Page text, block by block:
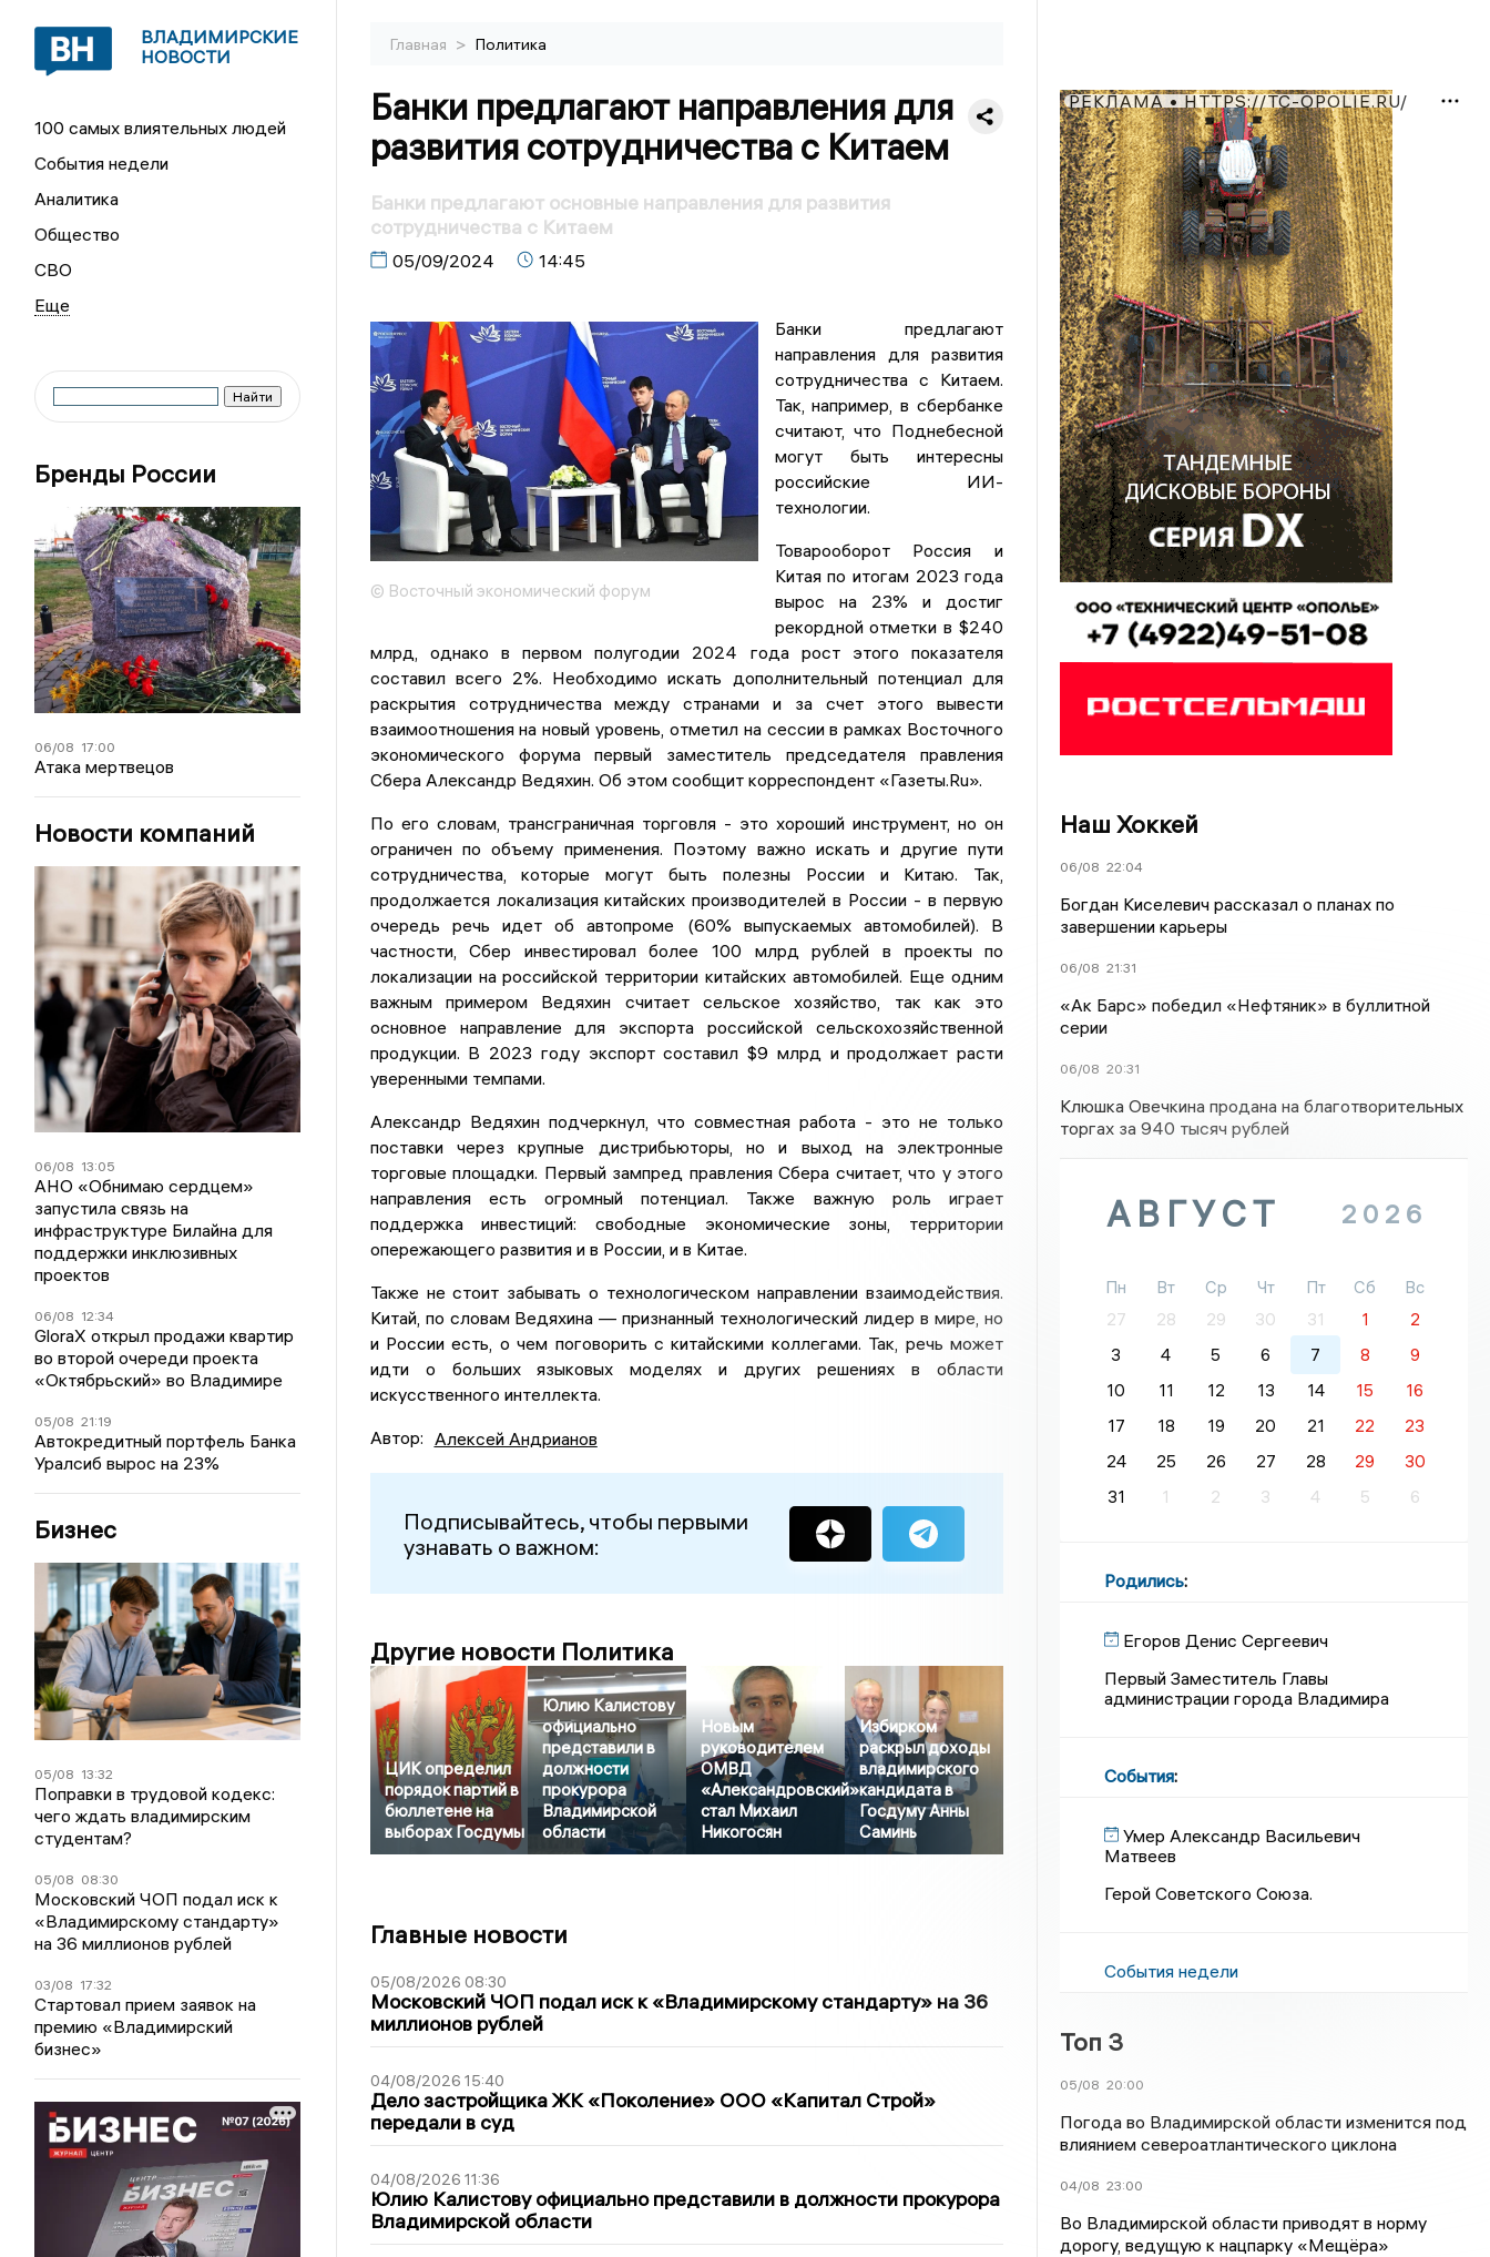
ВЛАДИМИРСКИЕ
НОВОСТИ
100 самых влиятельных людей
События недели
Аналитика
Общество
СВО
Бренды России
06/08 17:00
Атака мертвецов
Новости компаний
06/08 13:05
АНО «Обнимаю сердцем»
запустила связь на
инфраструктуре Билайна для
поддержки инклюзивных
проектов
06/08 12:34
GloraX открыл продажи квартир
во второй очереди проекта
«Октябрьский» во Владимире
05/08 21:19
Автокредитный портфель Банка
Уралсиб вырос на 23%
Бизнес
05/08 13:32
Поправки в трудовой кодекс:
чего ждать владимирским
студентам?
05/08 08:30
Московский ЧОП подал иск к
«Владимирскому стандарту»
на 36 миллионов рублей
03/08 17:32
Стартовал прием заявок на
премию «Владимирский
бизнес»
Главная > Политика
Банки предлагают направления для
развития сотрудничества с Китаем
Банки предлагают основные направления для развития
сотрудничества с Китаем
05/09/2024 14:45
© Восточный экономический форум
Банки предлагают
направления для развития
сотрудничества с Китаем.
Так, например, в сбербанке
считают, что Поднебесной
могут быть интересны
российские ИИ-
технологии.
Товарооборот Россия и
Китая по итогам 2023 года
вырос на 23% и достиг
рекордной отметки в $240
млрд, однако в первом полугодии 2024 года рост этого показателя
составил всего 2%. Необходимо искать дополнительный потенциал для
раскрытия сотрудничества между странами и за счет этого вывести
взаимоотношения на новый уровень, отметил на сессии в рамках Восточного
экономического форума первый заместитель председателя правления
Сбера Александр Ведяхин. Об этом сообщит корреспондент «Газеты.Ru».
По его словам, трансграничная торговля - это хороший инструмент, но он
ограничен по объему применения. Поэтому важно искать и другие пути
сотрудничества, которые могут быть полезны России и Китаю. Так,
продолжается локализация китайских производителей в России - в первую
очередь речь идет об автопроме (60% выпускаемых автомобилей). В
частности, Сбер инвестировал более 100 млрд рублей в проекты по
локализации на российской территории китайских автомобилей. Еще одним
важным примером Ведяхин считает сельское хозяйство, так как это
основное направление для экспорта российской сельскохозяйственной
продукции. В 2023 году экспорт составил $9 млрд и продолжает расти
уверенными темпами.
Александр Ведяхин подчеркнул, что совместная работа - это не только
поставки через крупные дистрибьюторы, но и выход на электронные
торговые площадки. Первый зампред правления Сбера считает, что у этого
направления есть огромный потенциал. Также важную роль играет
поддержка инвестиций: свободные экономические зоны, территории
опережающего развития и в России, и в Китае.
Также не стоит забывать о технологическом направлении взаимодействия.
Китай, по словам Ведяхина — признанный технологический лидер в мире, но
и России есть, о чем поговорить с китайскими коллегами. Так, речь может
идти о больших языковых моделях и других решениях в области
искусственного интеллекта.
Автор: Алексей Андрианов
Подписывайтесь, чтобы первыми
узнавать о важном:
Другие новости Политика
ЦИК определил
порядок партий в
бюллетене на
выборах Госдумы
Юлию Калистову
официально
представили в
должности
прокурора
Владимирской
области
Новым
руководителем
ОМВД
«Александровский»
стал Михаил
Никогосян
Избирком
раскрыл доходы
владимирского
кандидата в
Госдуму Анны
Саминь
Главные новости
05/08/2026 08:30
Московский ЧОП подал иск к «Владимирскому стандарту» на 36
миллионов рублей
04/08/2026 15:40
Дело застройщика ЖК «Поколение» ООО «Капитал Строй»
передали в суд
04/08/2026 11:36
Юлию Калистову официально представили в должности прокурора
Владимирской области
РЕКЛАМА • HTTPS://TC-OPOLIE.RU/
Наш Хоккей
06/08 22:04
Богдан Киселевич рассказал о планах по
завершении карьеры
06/08 21:31
«Ак Барс» победил «Нефтяник» в буллитной
серии
06/08 20:31
Клюшка Овечкина продана на благотворительных
торгах за 940 тысяч рублей
АВГУСТ 2026
Пн Вт Ср Чт Пт Сб
Вс
27
28 29 30 31 1
2
3
4 5 6 7 8
9
10
11 12 13 14 15
16
17
18 19 20 21 22
23
24
25 26 27 28 29
30
31
1 2 3 4 5 6
Родились:
Егоров Денис Сергеевич
Первый Заместитель Главы
администрации города Владимира
События:
Умер Александр Васильевич
Матвеев
Герой Советского Союза.
События недели
Топ 3
05/08 20:00
Погода во Владимирской области изменится под
влиянием североатлантического циклона
04/08 23:00
Во Владимирской области приводят в норму
дорогу, ведущую к нацпарку «Мещёра»